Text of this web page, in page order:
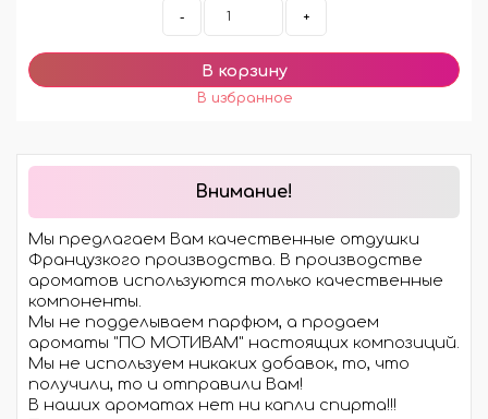
- +
Внимание!
Мы предлагаем Вам качественные отдушки
Французкого производства. В производстве
ароматов используются только качественные
компоненты.
Мы не подделываем парфюм, а продаем
ароматы "ПО МОТИВАМ" настоящих композиций.
Мы не используем никаких добавок, то, что
получили, то и отправили Вам!
В наших ароматах нет ни капли спирта!!!